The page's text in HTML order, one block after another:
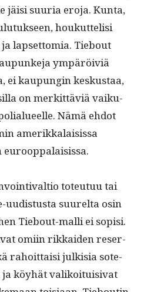
jäisi suuria ero­ja. Kun­ta,
houkut­telisi
lapset­to­mia. Tiebout
ympäröiviä
ei kaupun­gin keskus­taa,
on merkit­täviä vaiku­
Nämä ehdot
amerikkalai­sis­sa
toteu­tuu tai
uud­is­tus­ta suurelta osin
Tiebout-malli ei sopisi.
omi­in rikkaiden reser­
rahoit­taisi julk­isia sote-
köy­hät valikoi­tu­isi­vat